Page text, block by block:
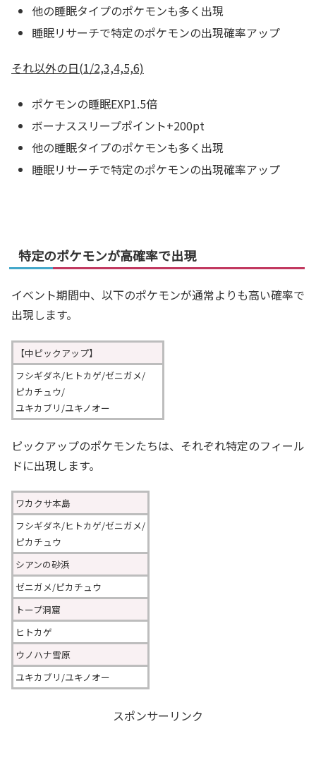
他の睡眠タイプのポケモンも多く出現
睡眠リサーチで特定のポケモンの出現確率アップ
それ以外の日(1/2,3,4,5,6)
ポケモンの睡眠EXP1.5倍
ボーナススリープポイント+200pt
他の睡眠タイプのポケモンも多く出現
睡眠リサーチで特定のポケモンの出現確率アップ
特定のポケモンが高確率で出現
イベント期間中、以下のポケモンが通常よりも高い確率で
出現します。
【中ピックアップ】
フシギダネ/ヒトカゲ/ゼニガメ/
ピカチュウ/
ユキカブリ/ユキノオー
ピックアップのポケモンたちは、それぞれ特定のフィール
ドに出現します。
ワカクサ本島
フシギダネ/ヒトカゲ/ゼニガメ/
ピカチュウ
シアンの砂浜
ゼニガメ/ピカチュウ
トープ洞窟
ヒトカゲ
ウノハナ雪原
ユキカブリ/ユキノオー
スポンサーリンク